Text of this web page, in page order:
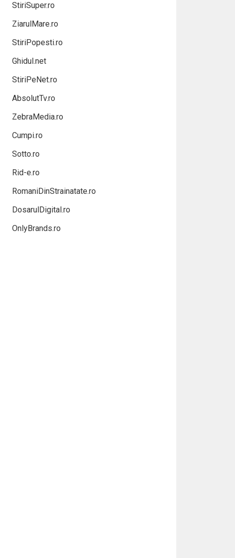
StiriSuper.ro
ZiarulMare.ro
StiriPopesti.ro
Ghidul.net
StiriPeNet.ro
AbsolutTv.ro
ZebraMedia.ro
Cumpi.ro
Sotto.ro
Rid-e.ro
RomaniDinStrainatate.ro
DosarulDigital.ro
OnlyBrands.ro